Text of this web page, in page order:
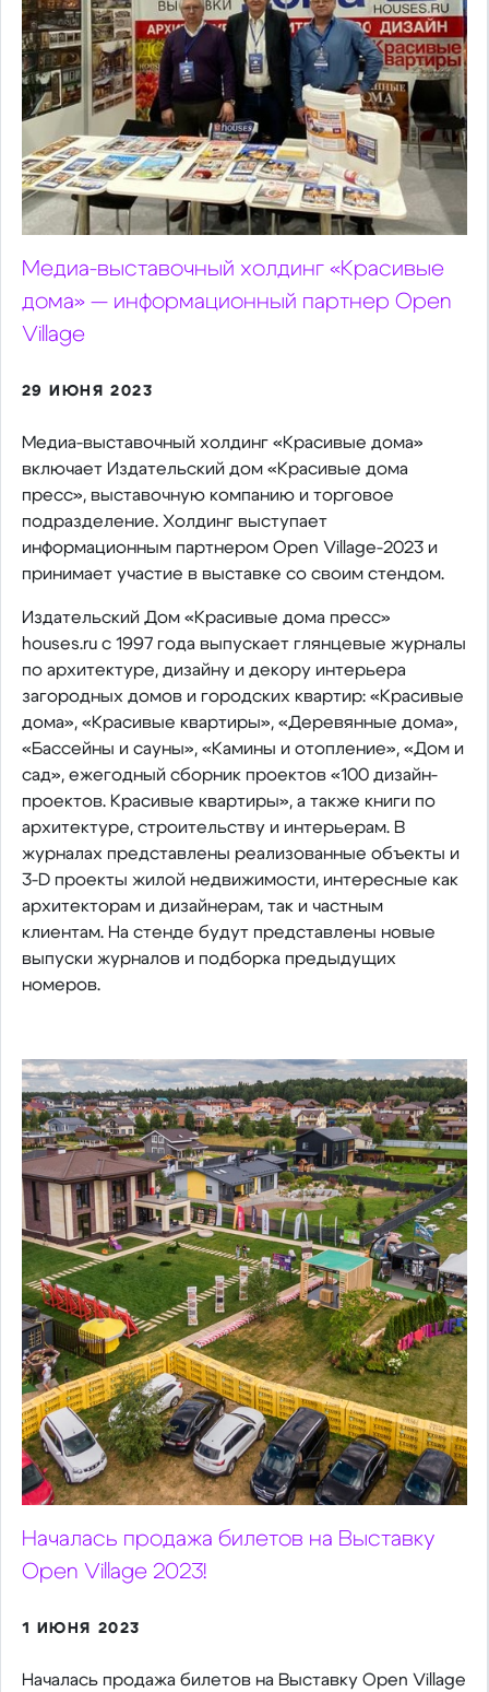
Медиа-выставочный холдинг «Красивые
дома» — информационный партнер Open
Village
29 ИЮНЯ 2023
Медиа-выставочный холдинг «Красивые дома»
включает Издательский дом «Красивые дома
пресс», выставочную компанию и торговое
подразделение. Холдинг выступает
информационным партнером Open Village-2023 и
принимает участие в выставке со своим стендом.
Издательский Дом «Красивые дома пресс»
houses.ru с 1997 года выпускает глянцевые журналы
по архитектуре, дизайну и декору интерьера
загородных домов и городских квартир: «Красивые
дома», «Красивые квартиры», «Деревянные дома»,
«Бассейны и сауны», «Камины и отопление», «Дом и
сад», ежегодный сборник проектов «100 дизайн-
проектов. Красивые квартиры», а также книги по
архитектуре, строительству и интерьерам. В
журналах представлены реализованные объекты и
3-D проекты жилой недвижимости, интересные как
архитекторам и дизайнерам, так и частным
клиентам. На стенде будут представлены новые
выпуски журналов и подборка предыдущих
номеров.
Началась продажа билетов на Выставку
Open Village 2023!
1 ИЮНЯ 2023
Началась продажа билетов на Выставку Open Village